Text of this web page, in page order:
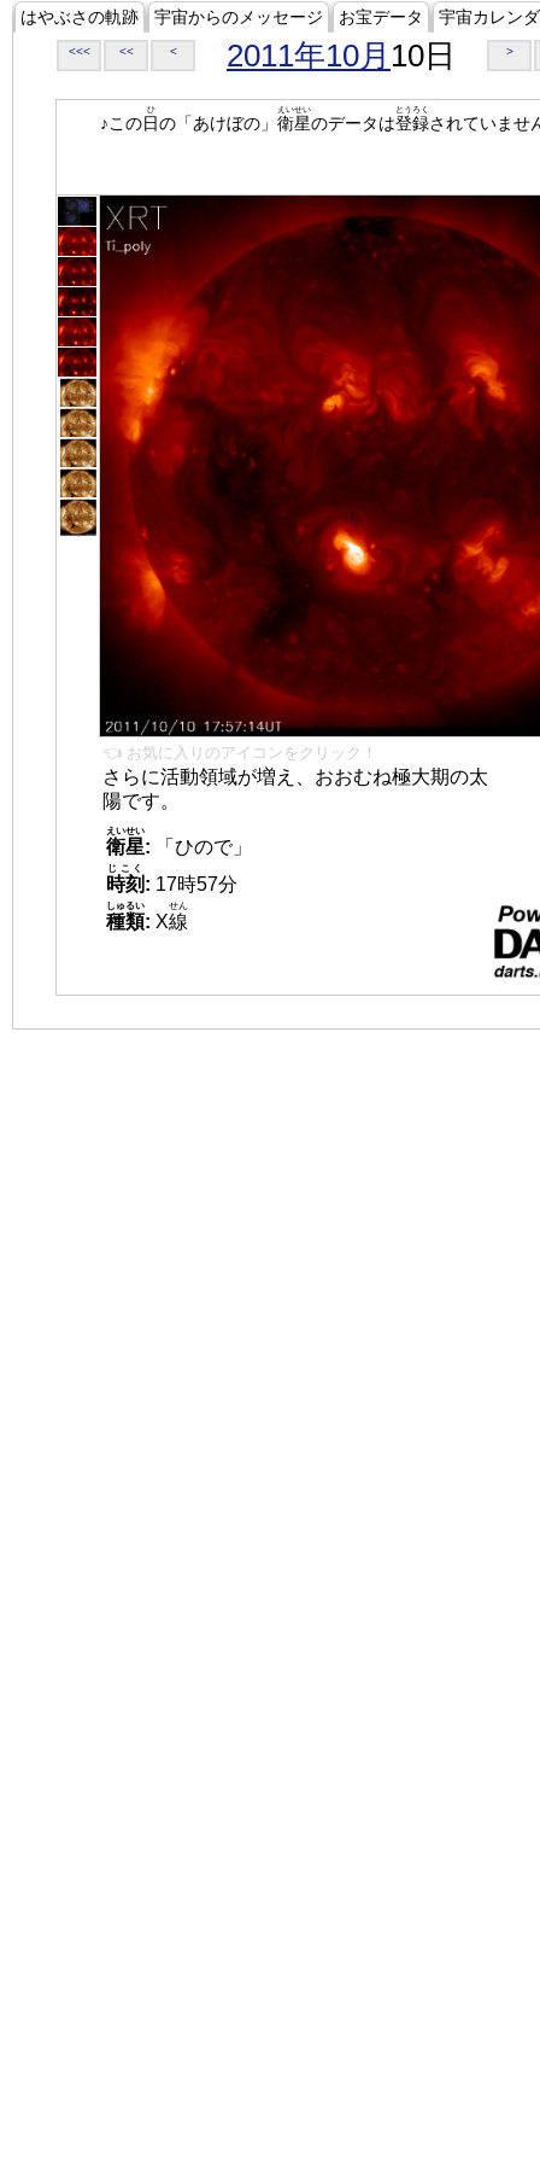
はやぶさの軌跡 宇宙からのメッセージ お宝データ 宇宙カレン
<<< << < 2011年10月 10日 >
♪この日
ひ
の「あけぼの」 衛星
えいせい
のデータは登録
とうろく
されていませ
👈 お気に入りのアイコンをクリック！
さらに活動領域が増え、おおむね極大期の太
陽です。
衛星
えいせい
:
「ひので」
時刻
じこく
: 17時57分
種類
しゅるい
: X線
せん